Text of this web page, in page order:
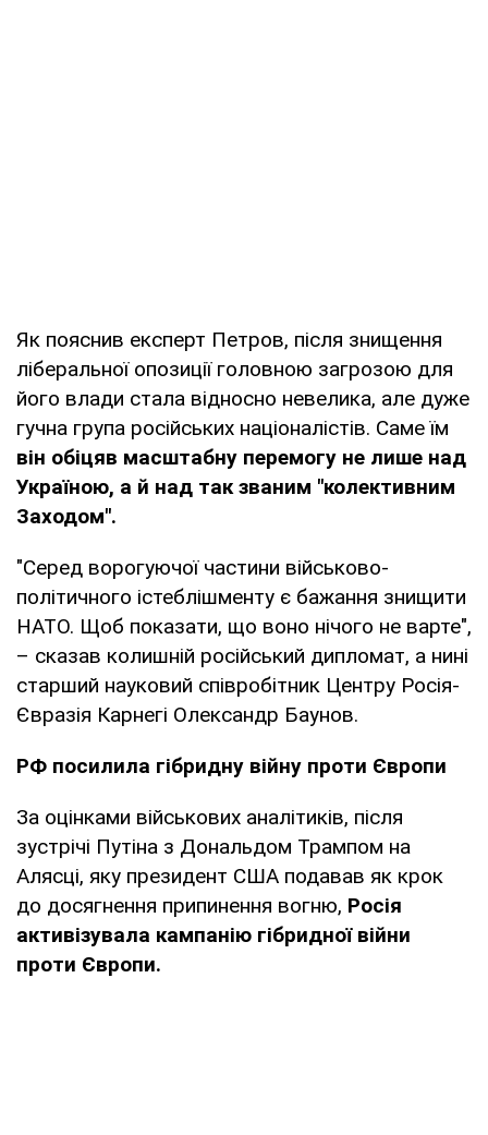
Як пояснив експерт Петров, після знищення
ліберальної опозиції головною загрозою для
його влади стала відносно невелика, але дуже
гучна група російських націоналістів. Саме їм
він обіцяв масштабну перемогу не лише над
Україною, а й над так званим "колективним
Заходом".
"Серед ворогуючої частини військово-
політичного істеблішменту є бажання знищити
НАТО. Щоб показати, що воно нічого не варте",
– сказав колишній російський дипломат, а нині
старший науковий співробітник Центру Росія-
Євразія Карнегі Олександр Баунов.
РФ посилила гібридну війну проти Європи
За оцінками військових аналітиків, після
зустрічі Путіна з Дональдом Трампом на
Алясці, яку президент США подавав як крок
до досягнення припинення вогню, Росія
активізувала кампанію гібридної війни
проти Європи.